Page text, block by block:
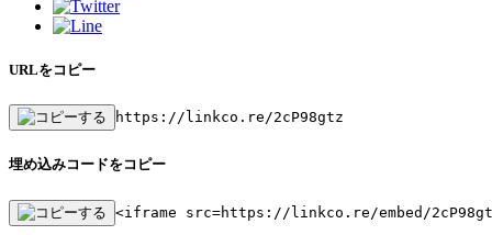
URLをコピー
https://linkco.re/2cP98gtz
埋め込みコードをコピー
<iframe src=https://linkco.re/embed/